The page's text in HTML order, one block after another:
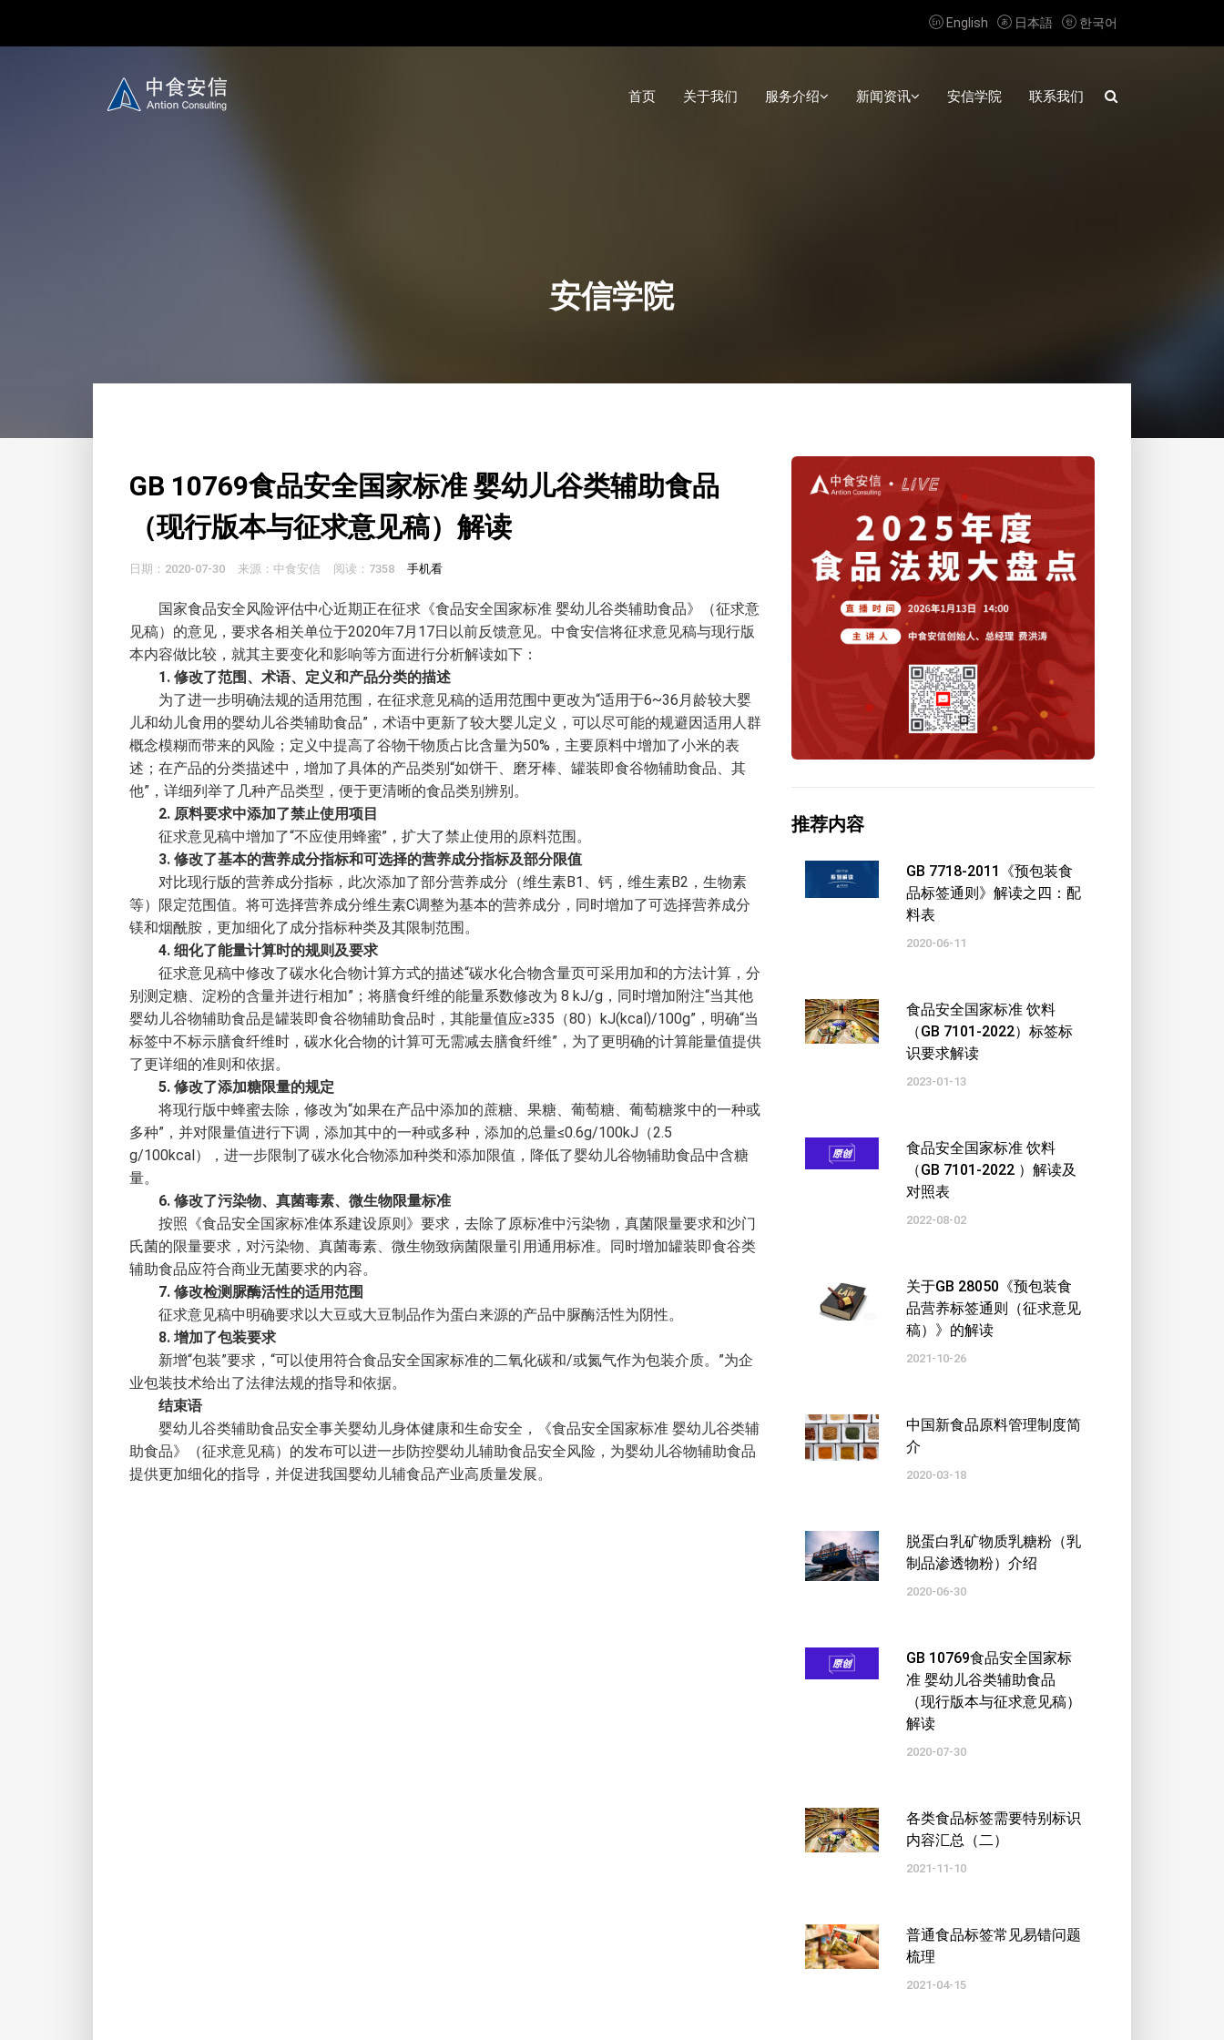
 English  日本語  한국어
首页 关于我们 服务介绍 新闻资讯 安信学院 联系我们
安信学院
GB 10769食品安全国家标准 婴幼儿谷类辅助食品
（现行版本与征求意见稿）解读
日期：2020-07-30 来源：中食安信 阅读：7358 手机看
国家食品安全风险评估中心近期正在征求《食品安全国家标准 婴幼儿谷类辅助食品》（征求意
见稿）的意见，要求各相关单位于2020年7月17日以前反馈意见。中食安信将征求意见稿与现行版
本内容做比较，就其主要变化和影响等方面进行分析解读如下：
1. 修改了范围、术语、定义和产品分类的描述
为了进一步明确法规的适用范围，在征求意见稿的适用范围中更改为“适用于6~36月龄较大婴
儿和幼儿食用的婴幼儿谷类辅助食品”，术语中更新了较大婴儿定义，可以尽可能的规避因适用人群
概念模糊而带来的风险；定义中提高了谷物干物质占比含量为50%，主要原料中增加了小米的表
述；在产品的分类描述中，增加了具体的产品类别“如饼干、磨牙棒、罐装即食谷物辅助食品、其
他”，详细列举了几种产品类型，便于更清晰的食品类别辨别。
2. 原料要求中添加了禁止使用项目
征求意见稿中增加了“不应使用蜂蜜”，扩大了禁止使用的原料范围。
3. 修改了基本的营养成分指标和可选择的营养成分指标及部分限值
对比现行版的营养成分指标，此次添加了部分营养成分（维生素B1、钙，维生素B2，生物素
等）限定范围值。将可选择营养成分维生素C调整为基本的营养成分，同时增加了可选择营养成分
镁和烟酰胺，更加细化了成分指标种类及其限制范围。
4. 细化了能量计算时的规则及要求
征求意见稿中修改了碳水化合物计算方式的描述“碳水化合物含量页可采用加和的方法计算，分
别测定糖、淀粉的含量并进行相加”；将膳食纤维的能量系数修改为 8 kJ/g，同时增加附注“当其他
婴幼儿谷物辅助食品是罐装即食谷物辅助食品时，其能量值应≥335（80）kJ(kcal)/100g”，明确“当
标签中不标示膳食纤维时，碳水化合物的计算可无需减去膳食纤维”，为了更明确的计算能量值提供
了更详细的准则和依据。
5. 修改了添加糖限量的规定
将现行版中蜂蜜去除，修改为“如果在产品中添加的蔗糖、果糖、葡萄糖、葡萄糖浆中的一种或
多种”，并对限量值进行下调，添加其中的一种或多种，添加的总量≤0.6g/100kJ（2.5
g/100kcal），进一步限制了碳水化合物添加种类和添加限值，降低了婴幼儿谷物辅助食品中含糖
量。
6. 修改了污染物、真菌毒素、微生物限量标准
按照《食品安全国家标准体系建设原则》要求，去除了原标准中污染物，真菌限量要求和沙门
氏菌的限量要求，对污染物、真菌毒素、微生物致病菌限量引用通用标准。同时增加罐装即食谷类
辅助食品应符合商业无菌要求的内容。
7. 修改检测脲酶活性的适用范围
征求意见稿中明确要求以大豆或大豆制品作为蛋白来源的产品中脲酶活性为阴性。
8. 增加了包装要求
新增“包装”要求，“可以使用符合食品安全国家标准的二氧化碳和/或氮气作为包装介质。”为企
业包装技术给出了法律法规的指导和依据。
结束语
婴幼儿谷类辅助食品安全事关婴幼儿身体健康和生命安全，《食品安全国家标准 婴幼儿谷类辅
助食品》（征求意见稿）的发布可以进一步防控婴幼儿辅助食品安全风险，为婴幼儿谷物辅助食品
提供更加细化的指导，并促进我国婴幼儿辅食品产业高质量发展。
推荐内容
GB 7718-2011《预包装食
品标签通则》解读之四：配
料表
2020-06-11
食品安全国家标准 饮料
（GB 7101-2022）标签标
识要求解读
2023-01-13
食品安全国家标准 饮料
（GB 7101-2022 ）解读及
对照表
2022-08-02
关于GB 28050《预包装食
品营养标签通则（征求意见
稿）》的解读
2021-10-26
中国新食品原料管理制度简
介
2020-03-18
脱蛋白乳矿物质乳糖粉（乳
制品渗透物粉）介绍
2020-06-30
GB 10769食品安全国家标
准 婴幼儿谷类辅助食品
（现行版本与征求意见稿）
解读
2020-07-30
各类食品标签需要特别标识
内容汇总（二）
2021-11-10
普通食品标签常见易错问题
梳理
2021-04-15